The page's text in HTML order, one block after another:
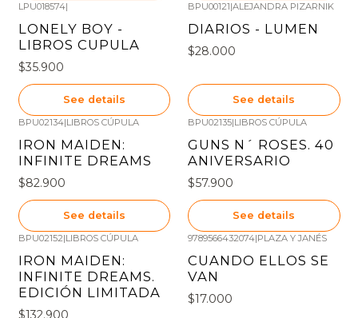
LPU018574|
LONELY BOY -
LIBROS CUPULA
$35.900
See details
BPU00121|ALEJANDRA PIZARNIK
DIARIOS - LUMEN
$28.000
See details
BPU02134|LIBROS CÚPULA
IRON MAIDEN:
INFINITE DREAMS
$82.900
See details
BPU02135|LIBROS CÚPULA
GUNS N´ ROSES. 40
ANIVERSARIO
$57.900
See details
BPU02152|LIBROS CÚPULA
IRON MAIDEN:
INFINITE DREAMS.
EDICIÓN LIMITADA
$132.900
9789566432074|PLAZA Y JANÉS
CUANDO ELLOS SE
VAN
$17.000